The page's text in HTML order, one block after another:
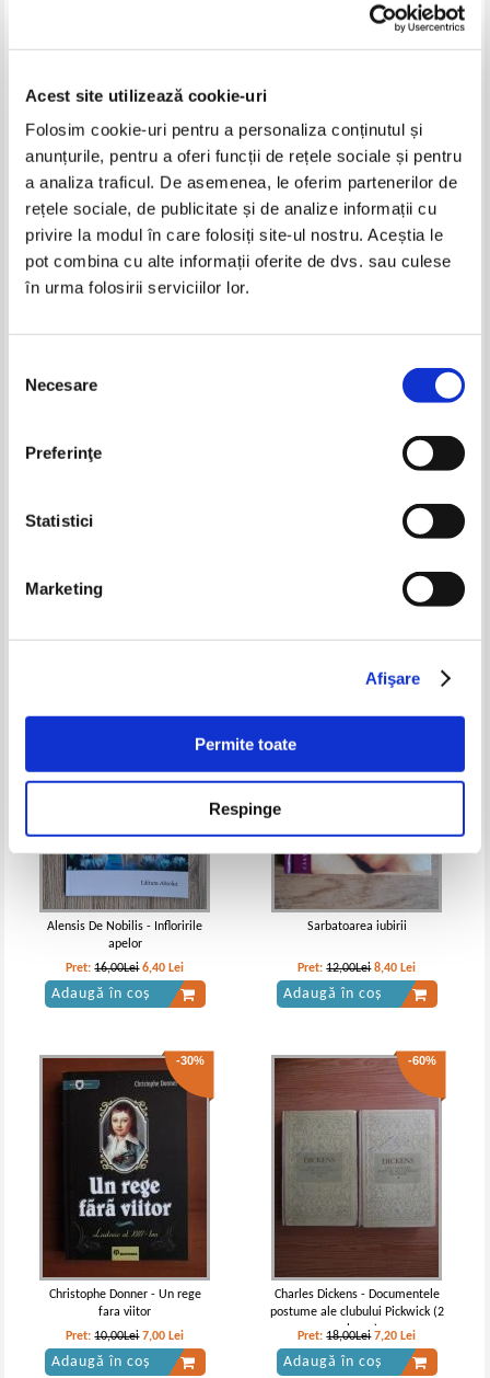
Acest site utilizează cookie-uri
Folosim cookie-uri pentru a personaliza conținutul și
anunțurile, pentru a oferi funcții de rețele sociale și pentru
a analiza traficul. De asemenea, le oferim partenerilor de
rețele sociale, de publicitate și de analize informații cu
privire la modul în care folosiți site-ul nostru. Aceștia le
pot combina cu alte informații oferite de dvs. sau culese
în urma folosirii serviciilor lor.
consimțământului
Necesare
Preferinţe
Statistici
Marketing
Afişare
Permite toate
Respinge
Agatha Christie - Misterul din
Caraibe
Pret:18,00 Lei
Adaugă în coș
Frederic Beigbeder - Omul care
rade cu lacrimi
Pret:14,00Lei 8,40 Lei
Adaugă în coș
Pret:10,00Lei Lei
Alensis De Nobilis - Infloririle
apelor
Pret:16,00Lei 6,40 Lei
Adaugă în coș
Sarbatoarea iubirii
Pret:12,00Lei 8,40 Lei
Adaugă în coș
-30%
Christophe Donner - Un rege
fara viitor
Pret:10,00Lei 7,00 Lei
Adaugă în coș
-60%
Charles Dickens - Documentele
postume ale clubului Pickwick (2
volume)
Pret:18,00Lei 7,20 Lei
Adaugă în coș